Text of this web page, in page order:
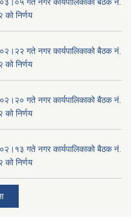
निर्णय
गते नगर कार्यपालिकाको बैठक नं.
निर्णय
गते नगर कार्यपालिकाको बैठक नं.
निर्णय
गते नगर कार्यपालिकाको बैठक नं.
निर्णय